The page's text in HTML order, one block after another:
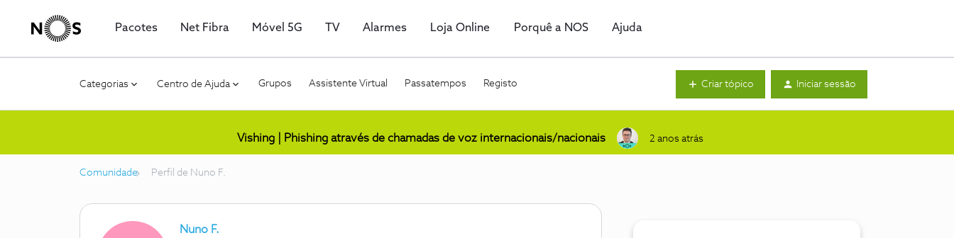
Pacotes Net Fibra Móvel 5G TV Alarmes Loja Online Porquê a NOS Ajuda
Categorias Centro de Ajuda Grupos Assistente Virtual Passatempos Registo Criar tópico Iniciar sessão
Vishing | Phishing através de chamadas de voz internacionais/nacionais 2 anos atrás
Comunidade Perfil de Nuno F.
Nuno F.